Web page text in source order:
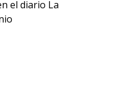
el diario La